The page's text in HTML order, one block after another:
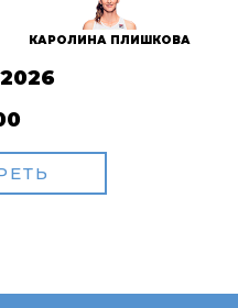
КАРОЛИНА ПЛИШКОВА